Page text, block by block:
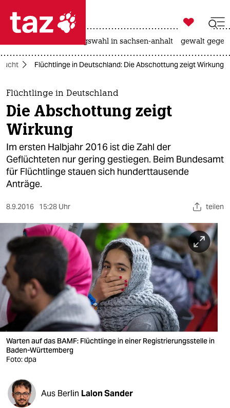
 taz zahl ich
taz zahl ich
themen
politik
öko
gesellschaft
kultur
sport
berlin
nord
wahrheit
verlag
verlag
veranstaltungen
shop
fragen & hilfe
unterstützen

taz zahl ich
landtagswahl in sachsen-anhalt gewalt
Flüchtlinge in Deutschland: Die Abschottung zeigt Wirkung
Flüchtlinge in Deutschland
Die Abschottung zeigt
Wirkung
Im ersten Halbjahr 2016 ist die Zahl der
Geflüchteten nur gering gestiegen. Beim Bundesamt
für Flüchtlinge stauen sich hunderttausende
Anträge.
8.9.2016 15:28 Uhr teilen
Warten auf das BAMF: Flüchtlinge in einer Registrierungsstelle in
Baden-Württemberg
Foto: dpa
Aus Berlin Lalon Sander